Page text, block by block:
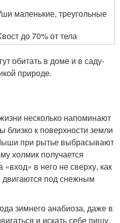
маленькие, треугольные
до 70% от тела
обитать в доме и в саду-
природе.
несколько напоминают
близко к поверхности земли
при рытье выбрасывают
холмик получается
в него не сверху, как
двигаются под снежным
зимнего анабиоза, даже в
и искать себе пищу.